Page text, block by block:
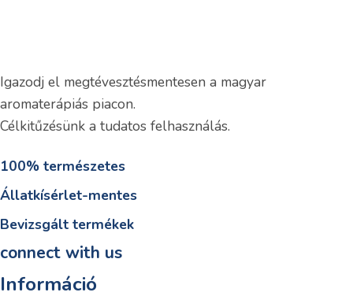
Igazodj el megtévesztésmentesen a magyar
aromaterápiás piacon.
Célkitűzésünk a tudatos felhasználás.
100% természetes
Állatkísérlet-mentes
Bevizsgált termékek
connect with us
Információ